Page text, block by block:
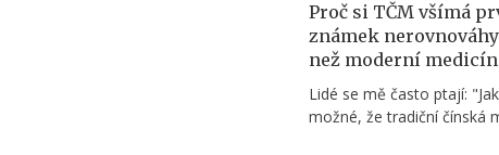
Proč si TČM všímá
známek
než moderní
Lidé se mě často ptají:
možné, že tradiční čínská